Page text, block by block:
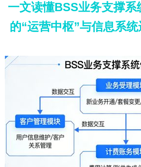
一文读懂BSS业务支撑系
的“运营中枢”与信息系